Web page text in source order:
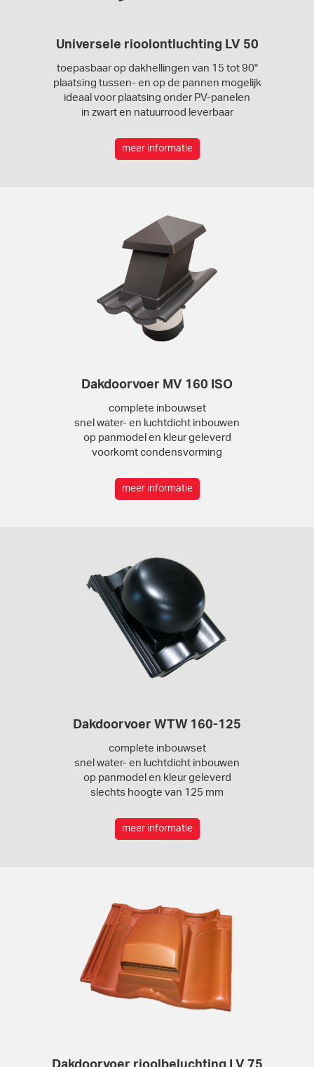
Universele rioolontluchting LV 50
toepasbaar op dakhellingen van 15 tot 90°
plaatsing tussen- en op de pannen mogelijk
ideaal voor plaatsing onder PV-panelen
in zwart en natuurrood leverbaar
meer informatie
Dakdoorvoer MV 160 ISO
complete inbouwset
snel water- en luchtdicht inbouwen
op panmodel en kleur geleverd
voorkomt condensvorming
meer informatie
Dakdoorvoer WTW 160-125
complete inbouwset
snel water- en luchtdicht inbouwen
op panmodel en kleur geleverd
slechts hoogte van 125 mm
meer informatie